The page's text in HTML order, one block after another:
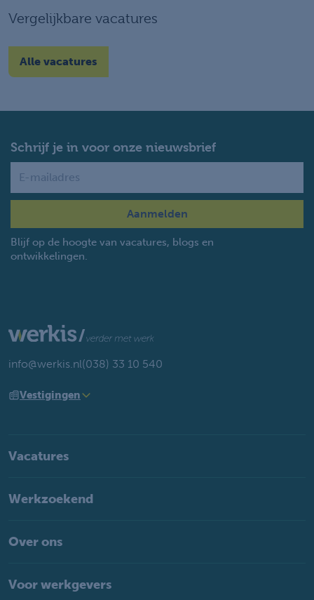
Vergelijkbare vacatures
Alle vacatures
Schrijf je in voor onze nieuwsbrief
Blijf op de hoogte van vacatures, blogs en
ontwikkelingen.
info@werkis.nl(038) 33 10 540
Vestigingen
Vacatures
Werkzoekend
Over ons
Voor werkgevers